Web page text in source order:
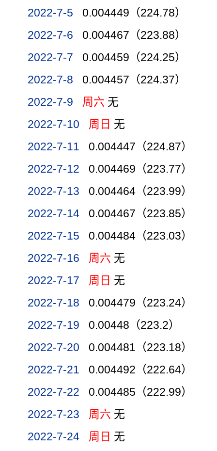
2022-7-5
0.004449（224.78）
2022-7-6
0.004467（223.88）
2022-7-7
0.004459（224.25）
2022-7-8
0.004457（224.37）
2022-7-9
周六 无
2022-7-10
周日 无
2022-7-11
0.004447（224.87）
2022-7-12
0.004469（223.77）
2022-7-13
0.004464（223.99）
2022-7-14
0.004467（223.85）
2022-7-15
0.004484（223.03）
2022-7-16
周六 无
2022-7-17
周日 无
2022-7-18
0.004479（223.24）
2022-7-19
0.00448（223.2）
2022-7-20
0.004481（223.18）
2022-7-21
0.004492（222.64）
2022-7-22
0.004485（222.99）
2022-7-23
周六 无
2022-7-24
周日 无